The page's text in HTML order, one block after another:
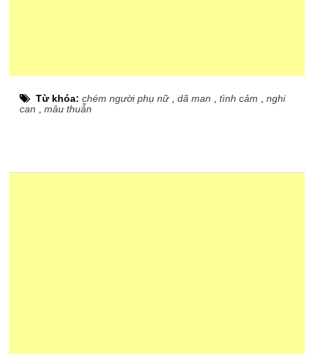
Từ khóa:chém người phụ nữ,dã man ,tình cảm ,nghi
can ,mâu thuẫn